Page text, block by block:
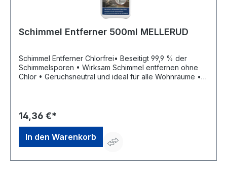
Schimmel Entferner 500ml MELLERUD
Schimmel Entferner Chlorfrei• Beseitigt 99,9 % der
Schimmelsporen • Wirksam Schimmel entfernen ohne
Chlor • Geruchsneutral und ideal für alle Wohnräume •
Achtung Gefahrenhinweise: H319: Verursacht schwere
AugenreizungHersteller: Mellerud Chemie GmbH,
Bernhard-Röttgen-Waldweg 20, 41379 Brueggen, DE,
+492163950900, service@mellerud.de
14,36 €*
In den Warenkorb